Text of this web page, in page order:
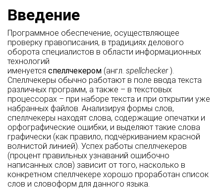
Введение
Программное обеспечение, осуществляющее
проверку правописания, в традициях делового
оборота специалистов в области информационных
технологий
именуется спеллчекером (англ. spellchecker).
Спеллчекеры обычно работают в поле ввода текста
различных программ, а также – в текстовых
процессорах – при наборе текста и при открытии уже
набранных файлов. Анализируя формы слов,
спеллчекеры находят слова, содержащие опечатки и
орфографические ошибки, и выделяют такие слова
графически (как правило, подчёркиванием красной
волнистой линией). Успех работы спеллчекеров
(процент правильных узнаваний ошибочно
написанных слов) зависит от того, насколько в
конкретном спеллчекере хорошо проработан список
слов и словоформ для данного языка.